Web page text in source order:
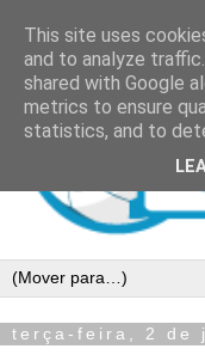
terça-feira, 2 de
This site uses
and to analyze
shared with Google
metrics to ensure
statistics, and to